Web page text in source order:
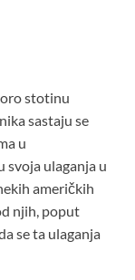
stotinu
sastaju se
u
svoja ulaganja u
američkih
njih, poput
se ta ulaganja